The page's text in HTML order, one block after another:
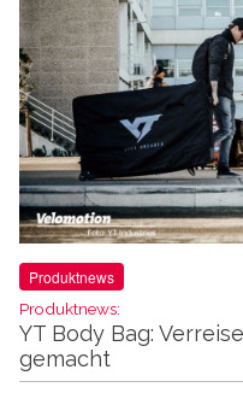
Produktnews
Produktnews:
YT Body Bag:
gemacht